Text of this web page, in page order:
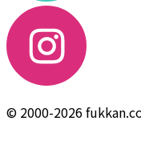
© 2000-2026